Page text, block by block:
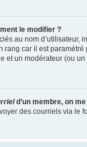
le modifier ?
au nom
rang car il est
et un modérateur (ou
d’un membre, on
des courriels via le